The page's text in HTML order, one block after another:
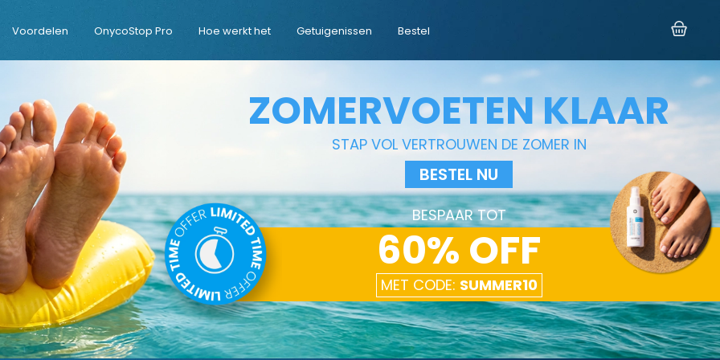
Voordelen OnycoStop Pro Hoe werkt het Getuigenissen Bestel
ZOMERVOETEN KLAAR
STAP VOL VERTROUWEN DE ZOMER IN
BESTEL NU
BESPAAR TOT
60% OFF
MET CODE: SUMMER10